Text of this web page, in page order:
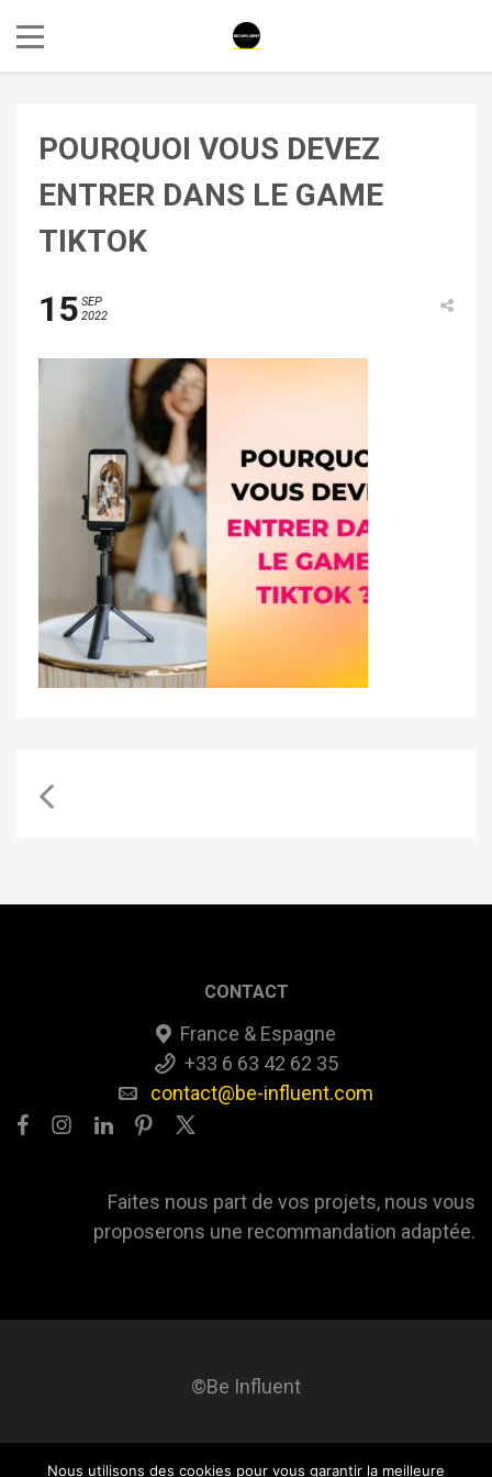
POURQUOI VOUS DEVEZ
ENTRER DANS LE GAME
TIKTOK
15 SEP
2022
CONTACT
France & Espagne
+33 6 63 42 62 35
contact@be-influent.com
Faites nous part de vos projets, nous vous
proposerons une recommandation adaptée.
©Be Influent
Nous utilisons des cookies pour vous garantir la meilleure